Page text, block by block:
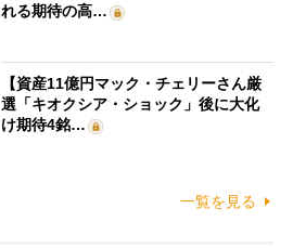
れる期待の高…
【資産11億円マック・チェリーさん厳
選「キオクシア・ショック」後に大化
け期待4銘…
一覧を見る